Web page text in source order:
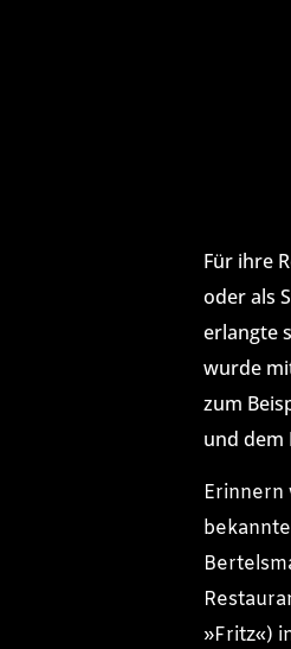
Für ihre
oder als
erlangte
wurde
zum
und dem
Erinnern
»Fritz«)